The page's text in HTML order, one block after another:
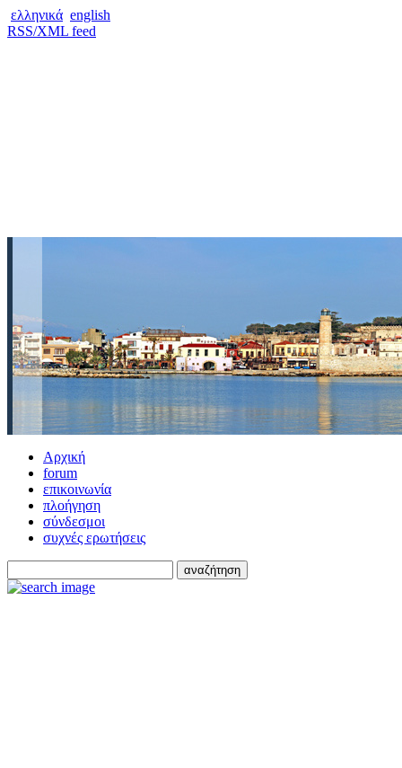
ελληνικά english
RSS/XML feed
Αρχική
forum
επικοινωνία
πλοήγηση
σύνδεσμοι
συχνές ερωτήσεις